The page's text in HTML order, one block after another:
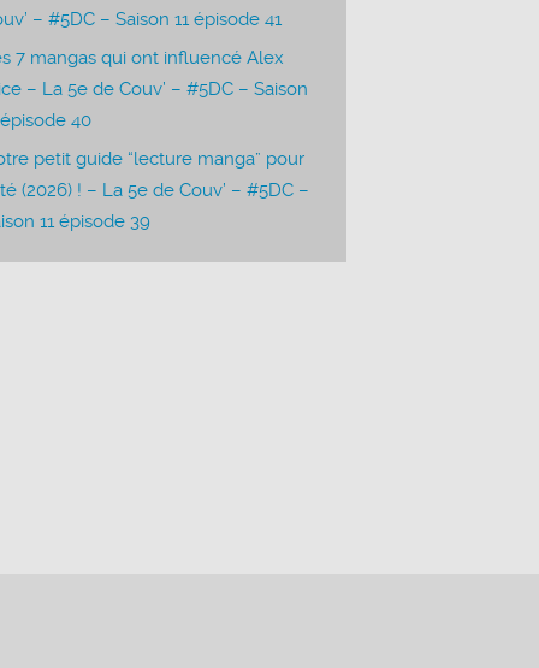
– #5DC – Saison 11 épisode 41
7 mangas qui ont influencé Alex
– La 5e de Couv’ – #5DC – Saison
épisode 40
petit guide “lecture manga” pour
(2026) ! – La 5e de Couv’ – #5DC –
11 épisode 39